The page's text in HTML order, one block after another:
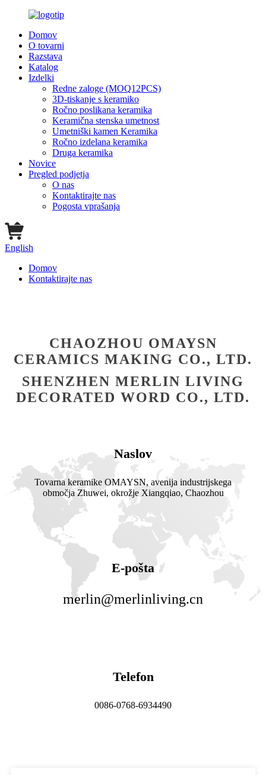
Domov
O tovarni
Razstava
Katalog
Izdelki
Redne zaloge (MOQ12PCS)
3D-tiskanje s keramiko
Ročno poslikana keramika
Keramična stenska umetnost
Umetniški kamen Keramika
Ročno izdelana keramika
Druga keramika
Novice
Pregled podjetja
O nas
Kontaktirajte nas
Pogosta vprašanja
English
Domov
Kontaktirajte nas
CHAOZHOU OMAYSN
CERAMICS MAKING CO., LTD.
SHENZHEN MERLIN LIVING
DECORATED WORD CO., LTD.
Naslov
Tovarna keramike OMAYSN, avenija industrijskega
območja Zhuwei, okrožje Xiangqiao, Chaozhou
E-pošta
merlin@merlinliving.cn
Telefon
0086-0768-6934490